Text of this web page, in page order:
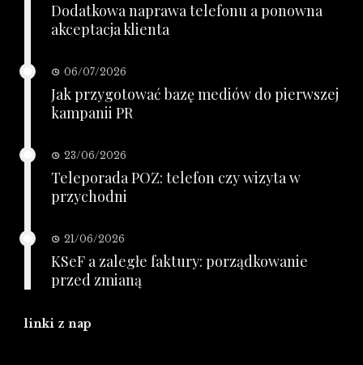
Dodatkowa naprawa telefonu a ponowna
akceptacja klienta
06/07/2026
Jak przygotować bazę mediów do pierwszej
kampanii PR
23/06/2026
Teleporada POZ: telefon czy wizyta w
przychodni
21/06/2026
KSeF a zaległe faktury: porządkowanie
przed zmianą
linki z nap